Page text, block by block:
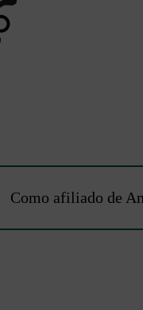
Como afiliado de